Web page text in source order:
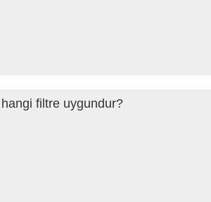
filtre uygundur?